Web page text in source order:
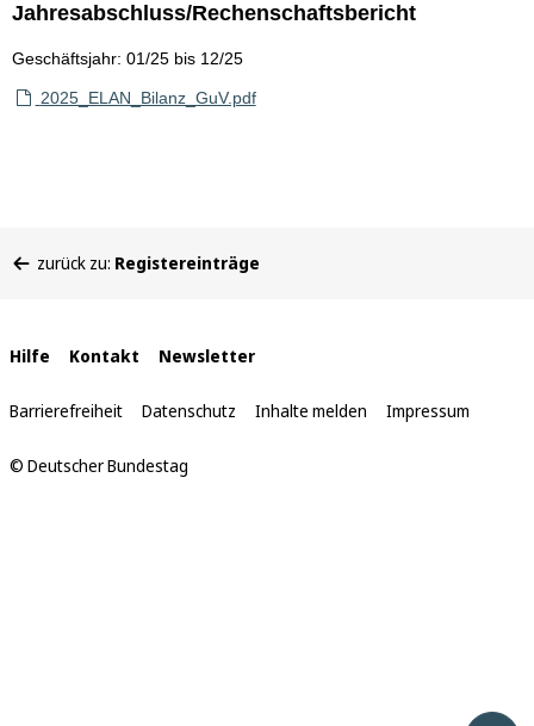
Jahresabschluss/Rechenschaftsbericht
Geschäftsjahr: 01/25 bis 12/25
2025_ELAN_Bilanz_GuV.pdf
befinden
zurück zu: Registereinträge
Interne
Links
Hilfe Kontakt Newsletter
Barrierefreiheit Datenschutz Inhalte melden Impressum
© Deutscher Bundestag